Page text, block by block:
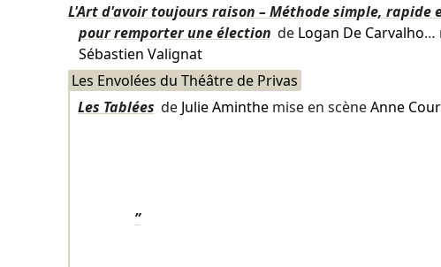
L'Art d'avoir toujours raison – Méthode simple,
pour remporter une élection de Logan De Carvalho…
Sébastien Valignat
Les Envolées du Théâtre de Privas
Les Tablées de Julie Aminthemise en scèneAnne
”